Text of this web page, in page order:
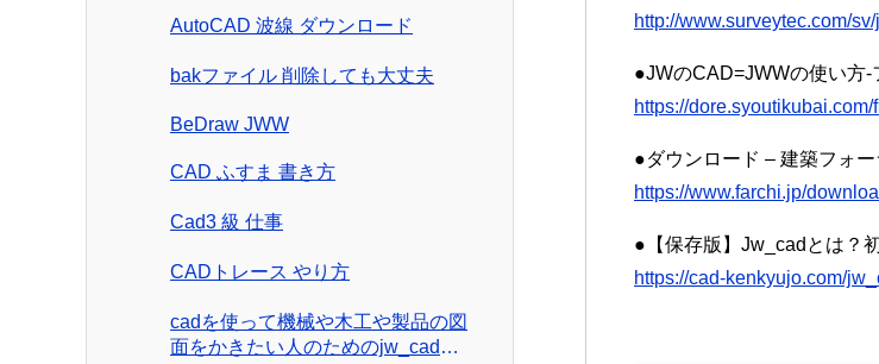
http://www.surveytec.com/
●JWのCAD=JWWの使い方
https://dore.syoutikubai.com/
●ダウンロード – 建築フォ
https://www.farchi.jp/
●【保存版】Jw_cadとは？
https://cad-kenkyujo.com/
AutoCAD 波線 ダウンロード
bakファイル 削除しても大丈夫
BeDraw JWW
CAD ふすま 書き方
Cad3 級 仕事
CADトレース やり方
cadを使って機械や木工や製品の図
面をかきたい人のためのjw_cad製